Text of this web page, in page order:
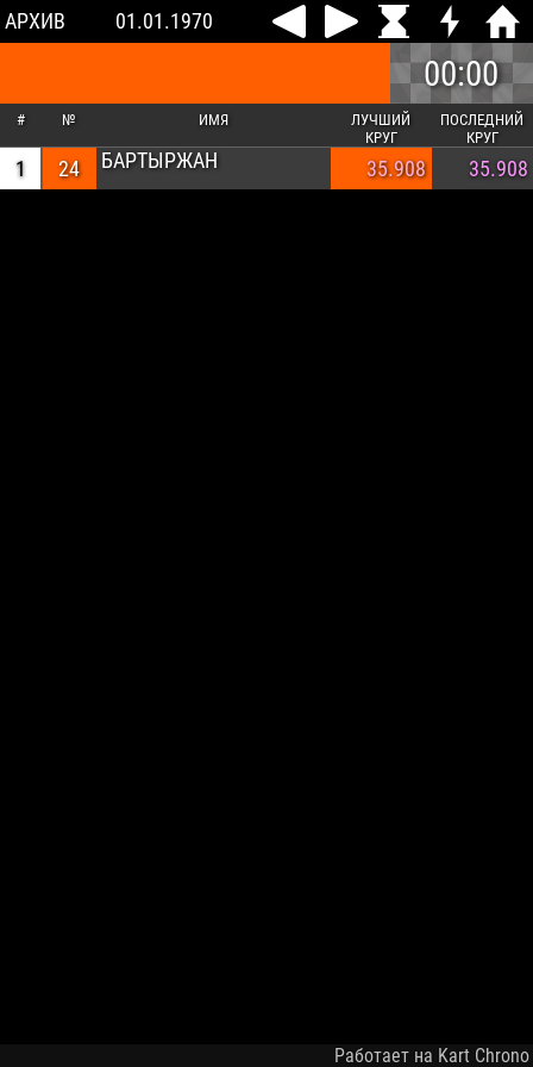
АРХИВ 01.01.1970
00:00
# № ИМЯ
ЛУЧШИЙ
КРУГ
ПОСЛЕДНИЙ
КРУГ
1 24 БАРТЫРЖАН 35.908 35.908
Работает на Kart Chrono